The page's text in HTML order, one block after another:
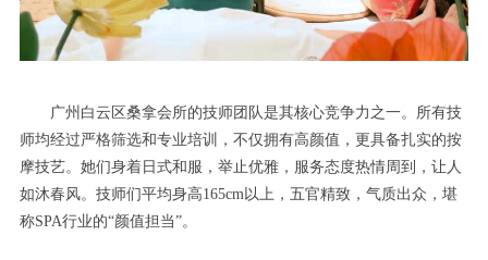
广州白云区桑拿会所的技师团队是其核心竞争力之一。所有技
师均经过严格筛选和专业培训，不仅拥有高颜值，更具备扎实的按
摩技艺。她们身着日式和服，举止优雅，服务态度热情周到，让人
如沐春风。技师们平均身高165cm以上，五官精致，气质出众，堪
称SPA行业的“颜值担当”。